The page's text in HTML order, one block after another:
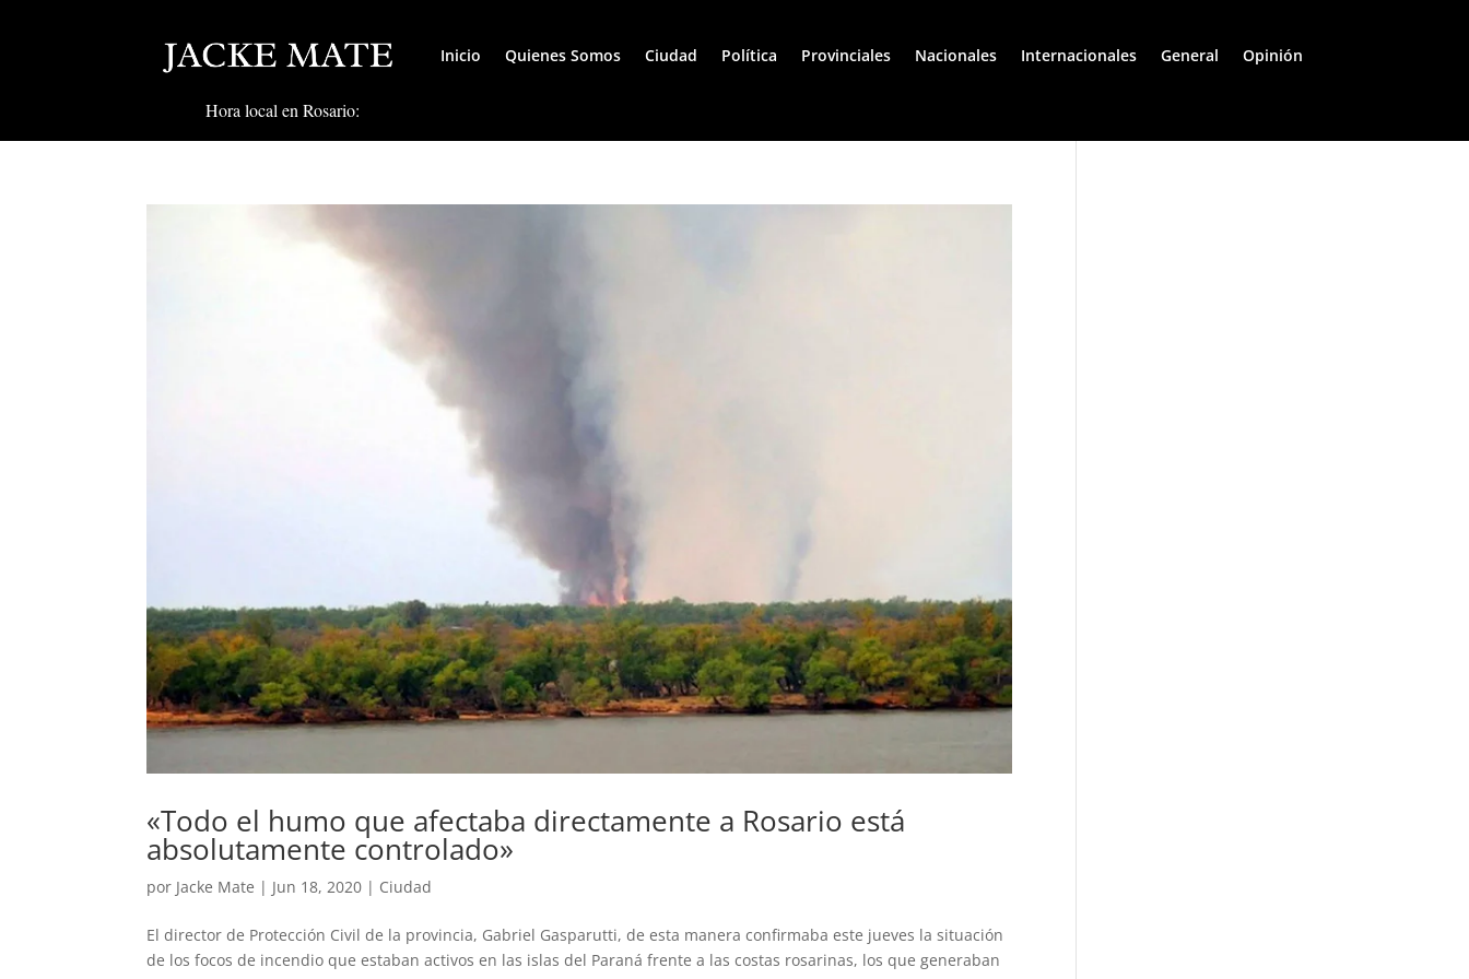
Inicio Quienes Somos Ciudad Política Provinciales Nacionales Internacionales General Opinión
Hora local en Rosario:
«Todo el humo que afectaba directamente a Rosario está
absolutamente controlado»
por Jacke Mate | Jun 18, 2020 | Ciudad
El director de Protección Civil de la provincia, Gabriel Gasparutti, de esta manera confirmaba este jueves la situación
de los focos de incendio que estaban activos en las islas del Paraná frente a las costas rosarinas, los que generaban